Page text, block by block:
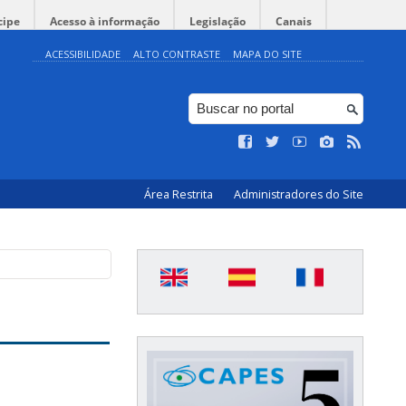
Acesso à informação Legislação Canais
ACESSIBILIDADE ALTO CONTRASTE MAPA DO SITE
Área Restrita Administradores do Site